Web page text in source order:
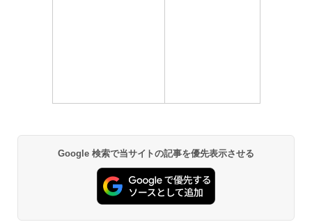
Google 検索で当サイトの記事を優先表示させる